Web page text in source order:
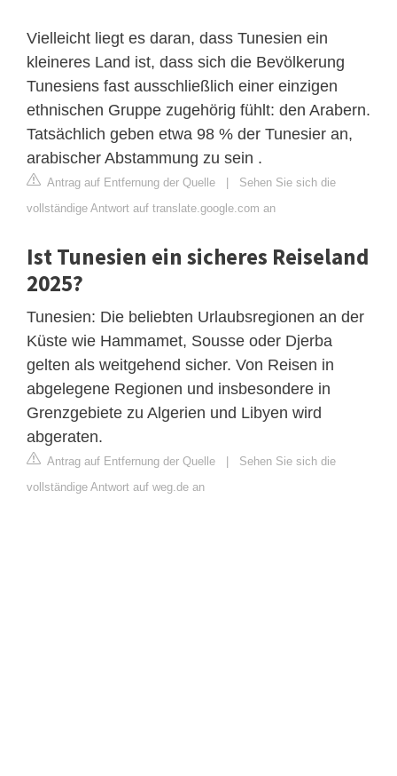
Vielleicht liegt es daran, dass Tunesien ein
kleineres Land ist, dass sich die Bevölkerung
Tunesiens fast ausschließlich einer einzigen
ethnischen Gruppe zugehörig fühlt: den Arabern.
Tatsächlich geben etwa 98 % der Tunesier an,
arabischer Abstammung zu sein .
Antrag auf Entfernung der Quelle | Sehen Sie sich die
vollständige Antwort auf translate.google.com an
Ist Tunesien ein sicheres Reiseland
2025?
Tunesien: Die beliebten Urlaubsregionen an der
Küste wie Hammamet, Sousse oder Djerba
gelten als weitgehend sicher. Von Reisen in
abgelegene Regionen und insbesondere in
Grenzgebiete zu Algerien und Libyen wird
abgeraten.
Antrag auf Entfernung der Quelle | Sehen Sie sich die
vollständige Antwort auf weg.de an